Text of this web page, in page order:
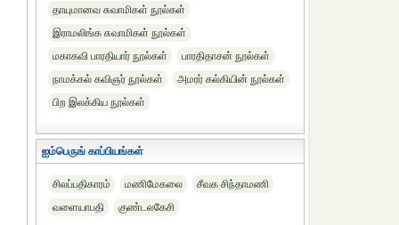
தாயுமானவ சுவாமிகள் நூல்கள்
இராமலிங்க சுவாமிகள் நூல்கள்
மகாகவி பாரதியார் நூல்கள்
பாரதிதாசன் நூல்கள்
நாமக்கல் கவிஞர் நூல்கள்
அமரர் கல்கியின் நூல்கள்
பிற இலக்கிய நூல்கள்
ஐம்பெருங் காப்பியங்கள்
சிலப்பதிகாரம் மணிமேகலை
சீவக சிந்தாமணி
வளையாபதி
குண்டலகேசி